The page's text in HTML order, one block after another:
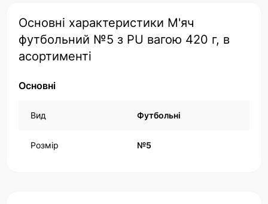
Основні характеристики М'яч
футбольний №5 з PU вагою 420 г, в
асортименті
Основні
Вид Футбольні
Розмір №5